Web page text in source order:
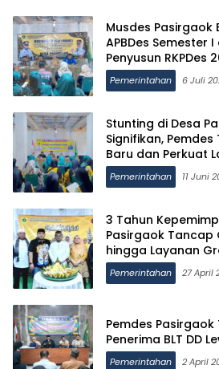
Musdes Pasirgaok
APBDes Semester
Penyusun RKPDes
Pemerintahan 6 Juli
Stunting di Desa
Signifikan,
Baru dan Perkuat
Pemerintahan 11 Juni
3 Tahun
Pasirgaok Tancap
hingga Layanan
Terbantu
Pemerintahan 27 April
Pemdes
Penerima BLT DD
Pemerintahan 2 April